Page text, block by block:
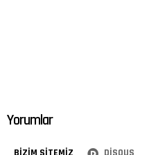
Yorumlar